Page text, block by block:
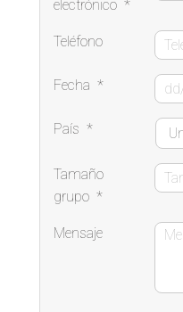
electrónico *
Teléfono
Fecha *
País *
Tamaño
grupo *
Mensaje